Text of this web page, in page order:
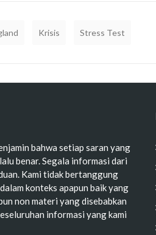
Krisis Stress Test
bahwa setiap saran yang
benar. Segala informasi dari
Kami tidak bertanggung
konteks apapun baik yang
non materi yang disebabkan
informasi yang kami